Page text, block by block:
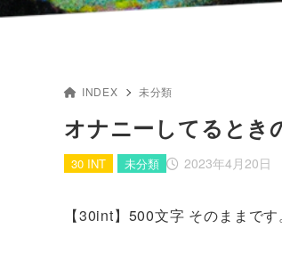
INDEX 未分類
オナニーしてるとき
30 INT 2023年4月20日
未分類
【30int】500文字 そのままで